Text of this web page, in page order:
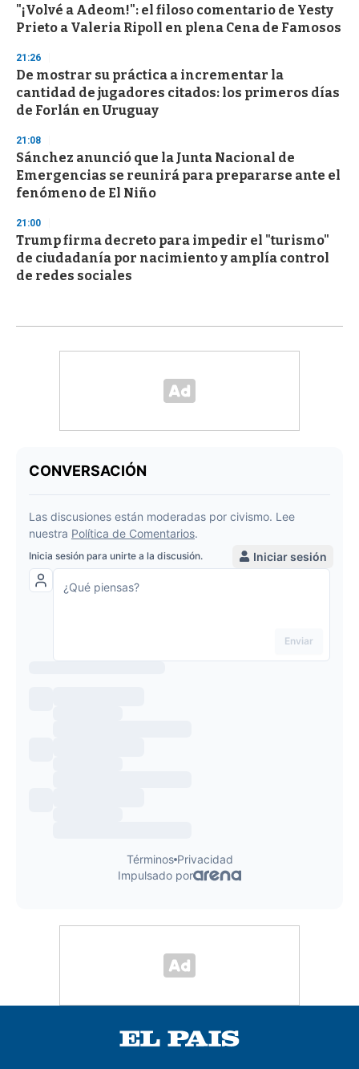
"¡Volvé a Adeom!": el filoso comentario de Yesty
Prieto a Valeria Ripoll en plena Cena de Famosos
21:26
De mostrar su práctica a incrementar la
cantidad de jugadores citados: los primeros días
de Forlán en Uruguay
21:08
Sánchez anunció que la Junta Nacional de
Emergencias se reunirá para prepararse ante el
fenómeno de El Niño
21:00
Trump firma decreto para impedir el "turismo"
de ciudadanía por nacimiento y amplía control
de redes sociales